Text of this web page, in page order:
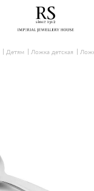
Детям Ложка детская